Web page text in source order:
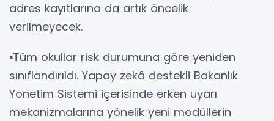
adres kayıtlarına da artık öncelik
verilmeyecek.
▪️Tüm okullar risk durumuna göre yeniden
sınıflandırıldı. Yapay zekâ destekli Bakanlık
Yönetim Sistemi içerisinde erken uyarı
mekanizmalarına yönelik yeni modüllerin